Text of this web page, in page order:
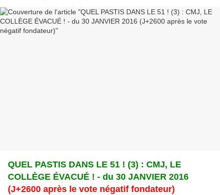
QUEL PASTIS DANS LE 51 ! (3) : CMJ, LE
COLLÈGE ÉVACUÉ ! - du 30 JANVIER 2016
(J+2600 après le vote négatif fondateur)